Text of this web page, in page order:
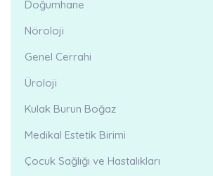
Doğumhane
Nöroloji
Genel Cerrahi
Üroloji
Kulak Burun Boğaz
Medikal Estetik Birimi
Çocuk Sağlığı ve Hastalıkları